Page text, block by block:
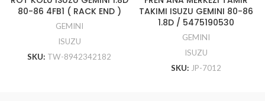
80-86 4FB1 ( RACK END )
GEMINI
ISUZU
SKU: TW-8942342182
TAKIMI ISUZU GEMINI 80-86
1.8D / 5475190530
GEMINI
ISUZU
SKU: JP-7012